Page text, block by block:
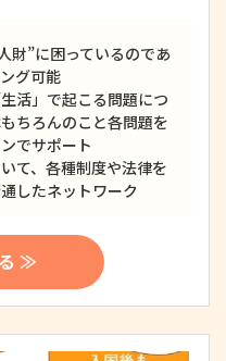
財”に困っているのであ
グ可能
活」で起こる問題につ
ちろんのこと各問題を
でサポート
て、各種制度や法律を
したネットワーク
≫